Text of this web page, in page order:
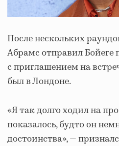
После нескольких
Абрамс отправил Бойеге
с приглашением на
был в Лондоне.
«Я так долго ходил на
показалось, будто он
достоинства», —